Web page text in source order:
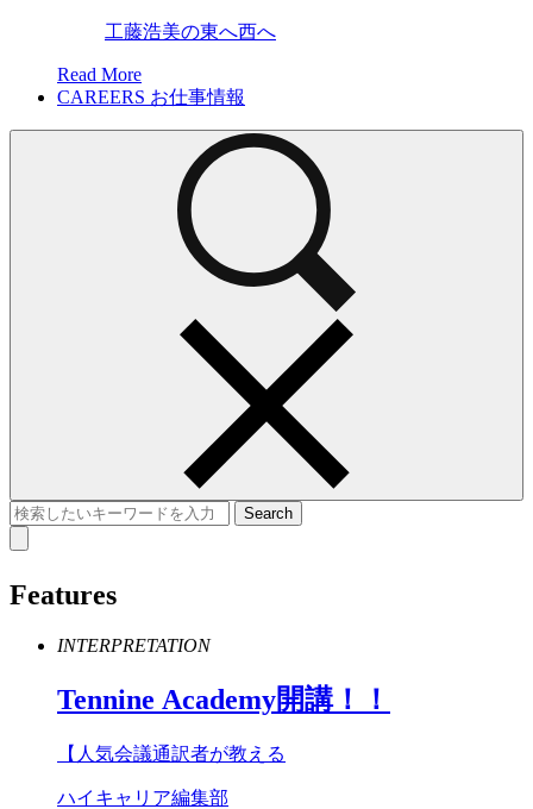
工藤浩美の東へ西へ
Read More
CAREERS お仕事情報
Features
INTERPRETATION
Tennine Academy開講！！
【人気会議通訳者が教える
ハイキャリア編集部